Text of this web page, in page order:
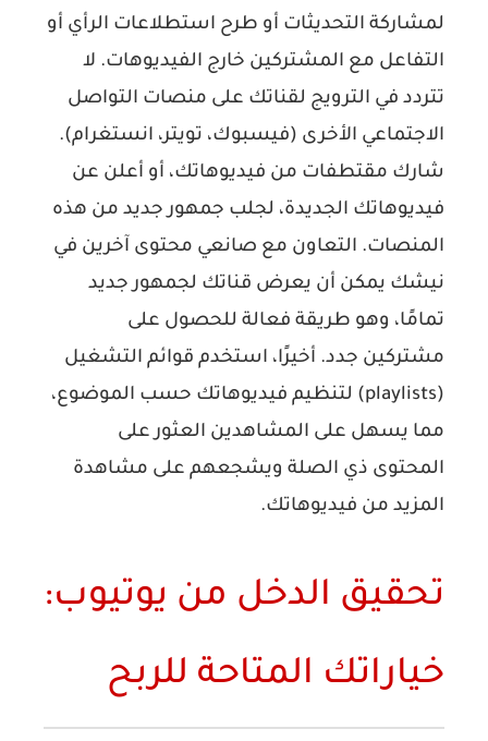
لمشاركة التحديثات أو طرح استطلاعات الرأي أو
التفاعل مع المشتركين خارج الفيديوهات. لا
تتردد في الترويج لقناتك على منصات التواصل
الاجتماعي الأخرى (فيسبوك، تويتر، انستغرام).
شارك مقتطفات من فيديوهاتك، أو أعلن عن
فيديوهاتك الجديدة، لجلب جمهور جديد من هذه
المنصات. التعاون مع صانعي محتوى آخرين في
نيشك يمكن أن يعرض قناتك لجمهور جديد
تمامًا، وهو طريقة فعالة للحصول على
مشتركين جدد. أخيرًا، استخدم قوائم التشغيل
(playlists) لتنظيم فيديوهاتك حسب الموضوع،
مما يسهل على المشاهدين العثور على
المحتوى ذي الصلة ويشجعهم على مشاهدة
المزيد من فيديوهاتك.
تحقيق الدخل من يوتيوب:
خياراتك المتاحة للربح